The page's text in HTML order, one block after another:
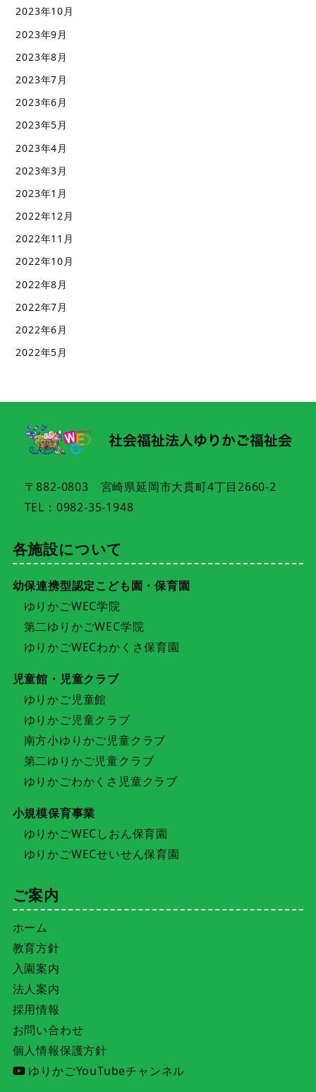
2023年10月
2023年9月
2023年8月
2023年7月
2023年6月
2023年5月
2023年4月
2023年3月
2023年1月
2022年12月
2022年11月
2022年10月
2022年8月
2022年7月
2022年6月
2022年5月
〒882-0803 宮崎県延岡市大貫町4丁目2660-2
TEL：0982-35-1948
各施設について
幼保連携型認定こども園・保育園
ゆりかごWEC学院
第二ゆりかごWEC学院
ゆりかごWECわかくさ保育園
児童館・児童クラブ
ゆりかご児童館
ゆりかご児童クラブ
南方小ゆりかご児童クラブ
第二ゆりかご児童クラブ
ゆりかごわかくさ児童クラブ
小規模保育事業
ゆりかごWECしおん保育園
ゆりかごWECせいせん保育園
ご案内
ホーム
教育方針
入園案内
法人案内
採用情報
お問い合わせ
個人情報保護方針
ゆりかごYouTubeチャンネル